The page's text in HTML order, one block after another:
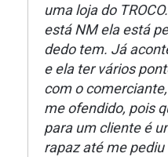
uma loja do
está NM ela está
dedo tem. Já
e ela ter vários
com o
me ofendido, pois
para um cliente é
rapaz até me